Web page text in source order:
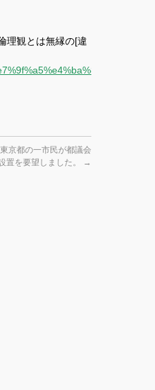
理観とは無縁の[違
京都の一市民が都議会
置を要望しました。
→